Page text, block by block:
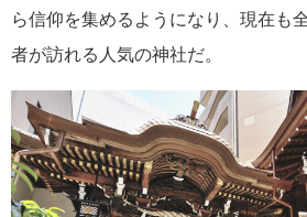
ら信仰を集めるようになり、現在も
者が訪れる人気の神社だ。